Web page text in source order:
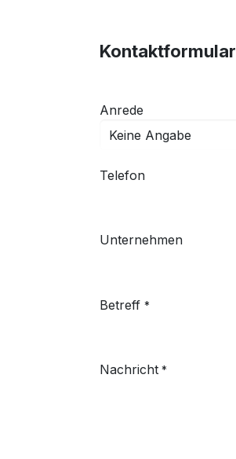
Kontaktformular
Anrede
Telefon
Unternehmen
Betreff *
Nachricht *